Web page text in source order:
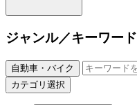
ジャンル／キーワード
自動車・バイク
カテゴリ選択